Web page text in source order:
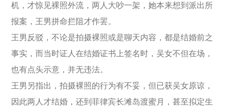
机，才惊见裸照外流，两人大吵一架，她本来想到派出所
报案，王男拼命拦阻才作罢。
王男反驳，不论是拍摄裸照或是聊天内容，都是结婚前之
事实，而当时证人在结婚证书上签名时，吴女不但在场，
也有点头示意，并无违法。
王男另指出，拍摄裸照的行为有不妥，但已获吴女原谅，
因此两人才结婚，还到菲律宾长滩岛渡蜜月，甚至拟定生